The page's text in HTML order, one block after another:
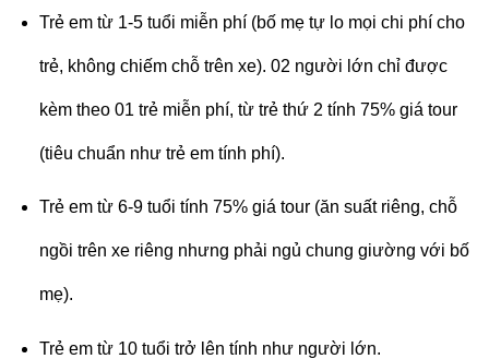
Trẻ em từ 1-5 tuổi miễn phí (bố mẹ tự lo mọi chi phí cho
trẻ, không chiếm chỗ trên xe). 02 người lớn chỉ được
kèm theo 01 trẻ miễn phí, từ trẻ thứ 2 tính 75% giá tour
(tiêu chuẩn như trẻ em tính phí).
Trẻ em từ 6-9 tuổi tính 75% giá tour (ăn suất riêng, chỗ
ngồi trên xe riêng nhưng phải ngủ chung giường với bố
mẹ).
Trẻ em từ 10 tuổi trở lên tính như người lớn.